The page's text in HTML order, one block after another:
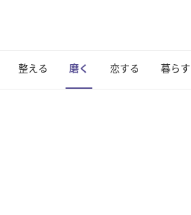
整える 磨く 恋する 暮らす